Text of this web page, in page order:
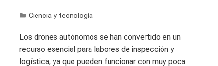
Ciencia y tecnología
Los drones autónomos se han convertido en un
recurso esencial para labores de inspección y
logística, ya que pueden funcionar con muy poca